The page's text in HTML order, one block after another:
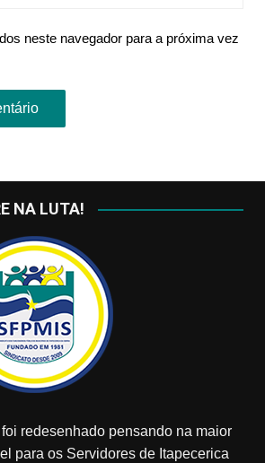
neste navegador para a próxima vez
NA LUTA!
foi redesenhado pensando na maior
para os Servidores de Itapecerica